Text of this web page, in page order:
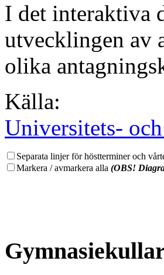
I det interaktiva
utvecklingen av
olika
Källa:
Universitets-
Separata linjer för höstterminer och
Markera / avmarkera alla (OBS!